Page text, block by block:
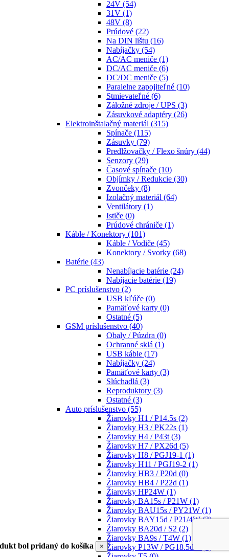
24V (54)
31V (1)
48V (8)
Prúdové (22)
Na DIN lištu (16)
Nabíjačky (54)
AC/AC meniče (1)
DC/AC meniče (6)
DC/DC meniče (5)
Paralelne zapojiteľné (10)
Stmievateľné (6)
Záložné zdroje / UPS (3)
Zásuvkové adaptéry (26)
Elektroinštalačný materiál (315)
Spínače (115)
Zásuvky (79)
Predlžovačky / Flexo šnúry (44)
Senzory (29)
Časové spínače (10)
Objímky / Redukcie (30)
Zvončeky (8)
Izolačný materiál (64)
Ventilátory (1)
Ističe (0)
Prúdové chrániče (1)
Káble / Konektory (101)
Káble / Vodiče (45)
Konektory / Svorky (68)
Batérie (43)
Nenabíjacie batérie (24)
Nabíjacie batérie (19)
PC príslušenstvo (2)
USB kľúče (0)
Pamäťové karty (0)
Ostatné (5)
GSM príslušenstvo (40)
Obaly / Púzdra (0)
Ochranné sklá (1)
USB káble (17)
Nabíjačky (24)
Pamäťové karty (3)
Slúchadlá (3)
Reproduktory (3)
Ostatné (3)
Auto príslušenstvo (55)
Žiarovky H1 / P14.5s (2)
Žiarovky H3 / PK22s (1)
Žiarovky H4 / P43t (3)
Žiarovky H7 / PX26d (5)
Žiarovky H8 / PGJ19-1 (1)
Žiarovky H11 / PGJ19-2 (1)
Žiarovky HB3 / P20d (0)
Žiarovky HB4 / P22d (1)
Žiarovky HP24W (1)
Žiarovky BA15s / P21W (1)
Žiarovky BAU15s / PY21W (1)
Žiarovky BAY15d / P21/4W(3)
Žiarovky BA20d / S2 (2)
Žiarovky BA9s / T4W (1)
Žiarovky P13W / PG18.5d-1
bol pridaný do košíka ×